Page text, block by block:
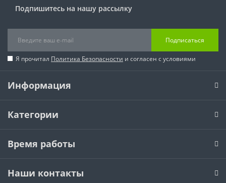
Подпишитесь на нашу рассылку
Подписаться
Я прочитал Политика Безопасности и согласен с условиями
Информация
Категории
Время работы
Наши контакты